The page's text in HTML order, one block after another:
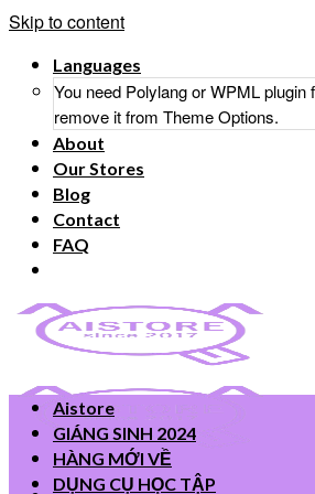
Skip to content
Languages
You need Polylang or WPML plugin
remove it from Theme Options.
About
Our Stores
Blog
Contact
FAQ
Aistore
GIÁNG SINH 2024
HÀNG MỚI VỀ
DỤNG CỤ HỌC TẬP